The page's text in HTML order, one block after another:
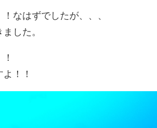
なはずでしたが、、、
した。
！！